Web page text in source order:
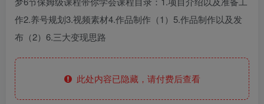
作2.养号规划3.视频素材4.作品制作（1）5.作品制作以及发
布（2）6.三大变现思路
此处内容已隐藏，请付费后查看